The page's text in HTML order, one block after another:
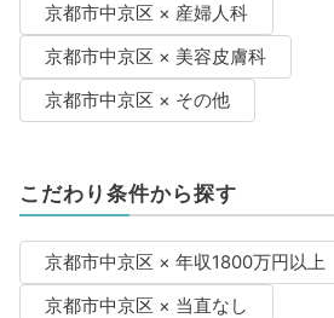
京都市中京区 × 産婦人科
京都市中京区 × 美容皮膚科
京都市中京区 × その他
こだわり条件から探す
京都市中京区 × 年収1800万円以上
京都市中京区 × 当直なし